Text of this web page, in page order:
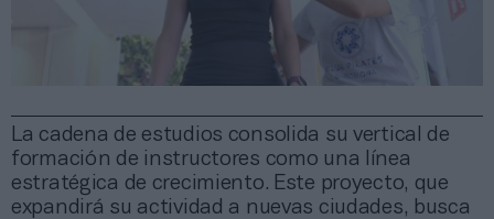
La cadena de estudios consolida su vertical de
formación de instructores como una línea
estratégica de crecimiento. Este proyecto, que
expandirá su actividad a nuevas ciudades, busca